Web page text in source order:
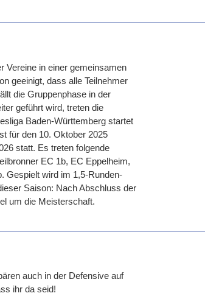
Vereine in einer gemeinsamen
geeinigt, dass alle Teilnehmer
die Gruppenphase in der
geführt wird, treten die
Baden-Württemberg startet
für den 10. Oktober 2025
statt. Es treten folgende
EC 1b, EC Eppelheim,
Gespielt wird im 1,5-Runden-
Saison: Nach Abschluss der
um die Meisterschaft.
auch in der Defensive auf
ihr da seid!